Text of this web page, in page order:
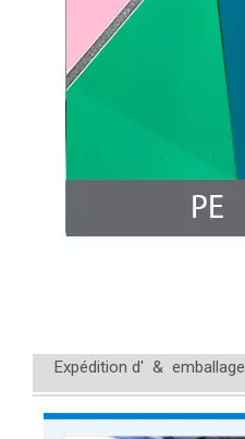
Expédition d' & emballage